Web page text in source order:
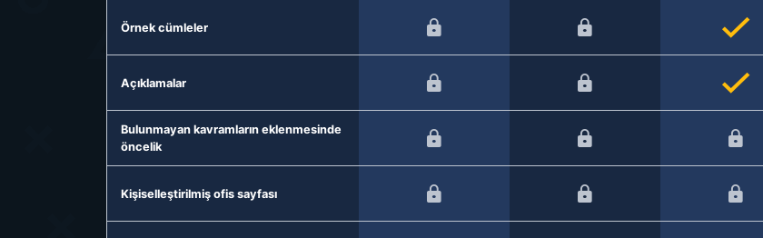
Örnek cümleler
Açıklamalar
Bulunmayan kavramların eklenmesinde
öncelik
Kişiselleştirilmiş ofis sayfası